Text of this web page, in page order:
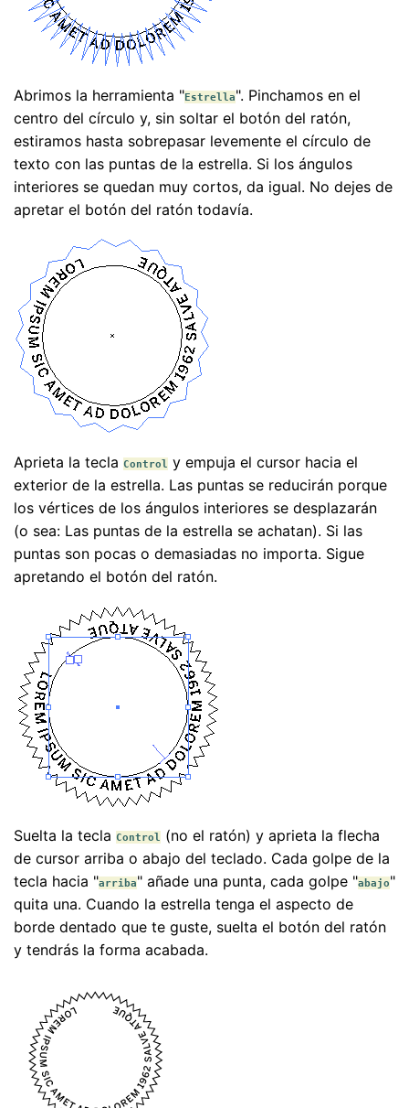
Abrimos la herramienta "Estrella". Pinchamos en el
centro del círculo y, sin soltar el botón del ratón,
estiramos hasta sobrepasar levemente el círculo de
texto con las puntas de la estrella. Si los ángulos
interiores se quedan muy cortos, da igual. No dejes de
apretar el botón del ratón todavía.
Aprieta la tecla Control y empuja el cursor hacia el
exterior de la estrella. Las puntas se reducirán porque
los vértices de los ángulos interiores se desplazarán
(o sea: Las puntas de la estrella se achatan). Si las
puntas son pocas o demasiadas no importa. Sigue
apretando el botón del ratón.
Suelta la tecla Control
(no el ratón) y aprieta la flecha
de cursor arriba o abajo del teclado. Cada golpe de la
tecla hacia "arriba" añade una punta, cada golpe "abajo"
quita una. Cuando la estrella tenga el aspecto de
borde dentado que te guste, suelta el botón del ratón
y tendrás la forma acabada.